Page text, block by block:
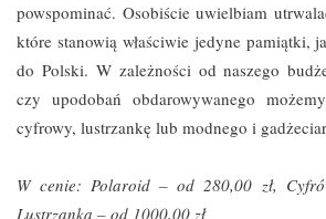
powspominać. Osobiście uwielbiam
które stanowią właściwie jedyne pamiątki,
do Polski. W zależności od naszego
czy upodobań obdarowywanego
cyfrowy, lustrzankę lub modnego i
W cenie: Polaroid – od 280,00 zł,
Lustrzanka – od 1000,00 zł